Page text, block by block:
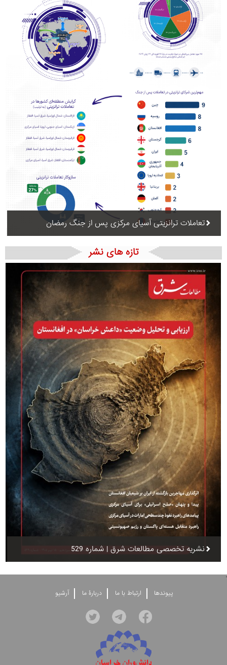
تعاملات ترانزیتی آسیای مرکزی پس از جنگ رمضان
تازه های نشر
نشریه تخصصی مطالعات شرق | شماره 529
'
پيوندها ارتباط با ما دربارۀ ما آرشيو